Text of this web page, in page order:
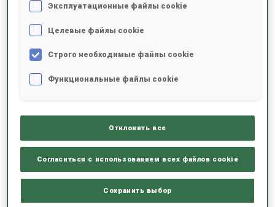
СТРЕЛЬБА ЛЕЖА
Эксплуатационные файлы cookie
Целевые файлы cookie
Строго необходимые файлы cookie
Функциональные файлы cookie
Отклонить все
Согласиться с использованием всех файлов cookie
Сохранить выбор